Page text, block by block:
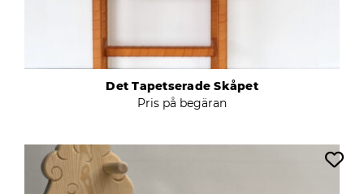
Det Tapetserade Skåpet
Pris på begäran